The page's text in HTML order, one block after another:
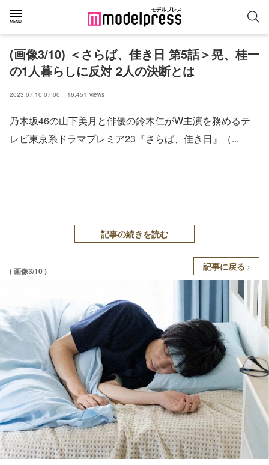
(画像3/10) ＜さらば、佳き日 第5話＞晃、桂一
の1人暮らしに反対 2人の決断とは
2023.07.10 07:00 16,451 views
乃木坂46の山下美月と俳優の鈴木仁がW主演を務めるテ
レビ東京系ドラマプレミア23『さらば、佳き日』（...
記事の続きを読む
( 画像3/10 ) 記事に戻る